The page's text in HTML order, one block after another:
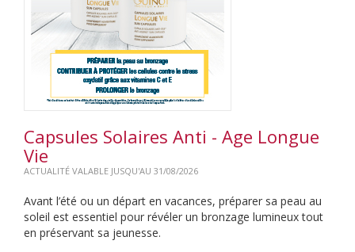
Capsules Solaires Anti - Age Longue
Vie
ACTUALITÉ VALABLE JUSQU'AU 31/08/2026
Avant l’été ou un départ en vacances, préparer sa peau au
soleil est essentiel pour révéler un bronzage lumineux tout
en préservant sa jeunesse.